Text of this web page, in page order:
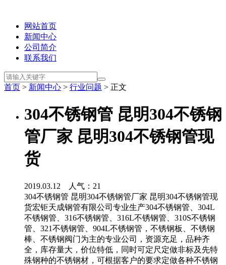
网站首页
新闻中心
公司简介
联系我们
首页 > 新闻中心 > 行业问题 > 正文
304不锈钢管 昆明304不锈钢
管厂家 昆明304不锈钢管现
货
2019.03.12 人气： 21
304不锈钢管 昆明304不锈钢管厂家 昆明304不锈钢管现
货宏钜天成钢管有限公司专业生产304不锈钢管、304L
不锈钢管、316不锈钢管、316L不锈钢管、310S不锈钢
管、321不锈钢管、904L不锈钢管，不锈钢板、不锈钢
棒、不锈钢阀门为主的专业公司，资源充足，品种齐
全，库存量大，价位特低，同时可定尺定做非标及先特
殊钢种的不锈钢材，可根据客户的要求定做各种不锈钢